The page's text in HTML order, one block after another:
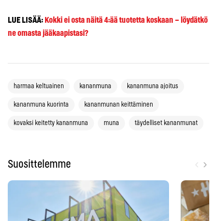
LUE LISÄÄ: Kokki ei osta näitä 4:ää tuotetta koskaan – löydätkö
ne omasta jääkaapistasi?
harmaa keltuainen kananmuna kananmuna ajoitus
kananmuna kuorinta kananmunan keittäminen
kovaksi keitetty kananmuna muna täydelliset kananmunat
Suosittelemme ›